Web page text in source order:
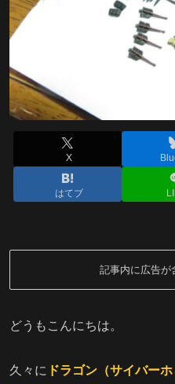
X
はてブ
記事内に広告が
どうもこんにちは。
久々に ドラゴン（サイバー